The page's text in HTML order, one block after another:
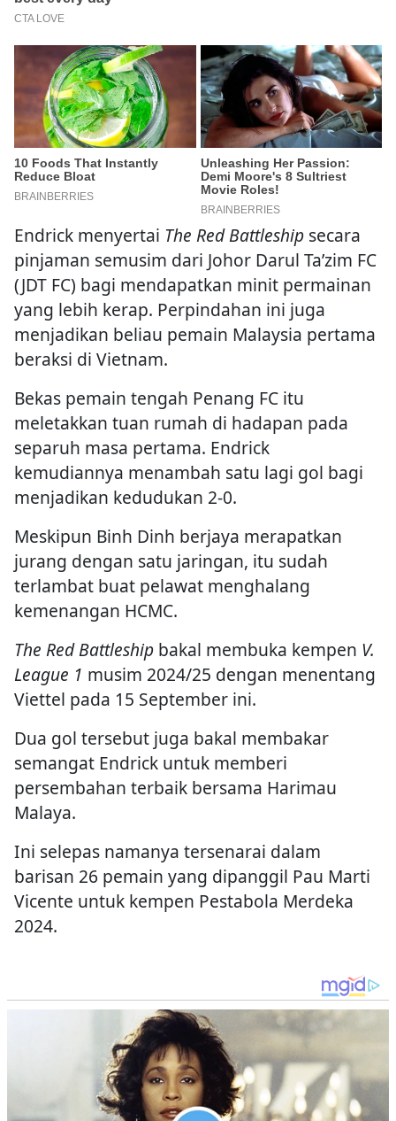
Endrick menyertai The Red Battleship secara
pinjaman semusim dari Johor Darul Ta’zim FC
(JDT FC) bagi mendapatkan minit permainan
yang lebih kerap. Perpindahan ini juga
menjadikan beliau pemain Malaysia pertama
beraksi di Vietnam.
Bekas pemain tengah Penang FC itu
meletakkan tuan rumah di hadapan pada
separuh masa pertama. Endrick
kemudiannya menambah satu lagi gol bagi
menjadikan kedudukan 2-0.
Meskipun Binh Dinh berjaya merapatkan
jurang dengan satu jaringan, itu sudah
terlambat buat pelawat menghalang
kemenangan HCMC.
The Red Battleship bakal membuka kempen V.
League 1 musim 2024/25 dengan menentang
Viettel pada 15 September ini.
Dua gol tersebut juga bakal membakar
semangat Endrick untuk memberi
persembahan terbaik bersama Harimau
Malaya.
Ini selepas namanya tersenarai dalam
barisan 26 pemain yang dipanggil Pau Marti
Vicente untuk kempen Pestabola Merdeka
2024.